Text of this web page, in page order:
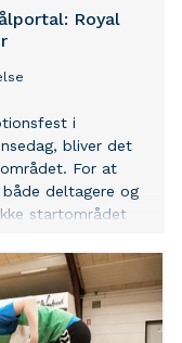
Royal
i
bliver det
For at
deltagere og
startområdet